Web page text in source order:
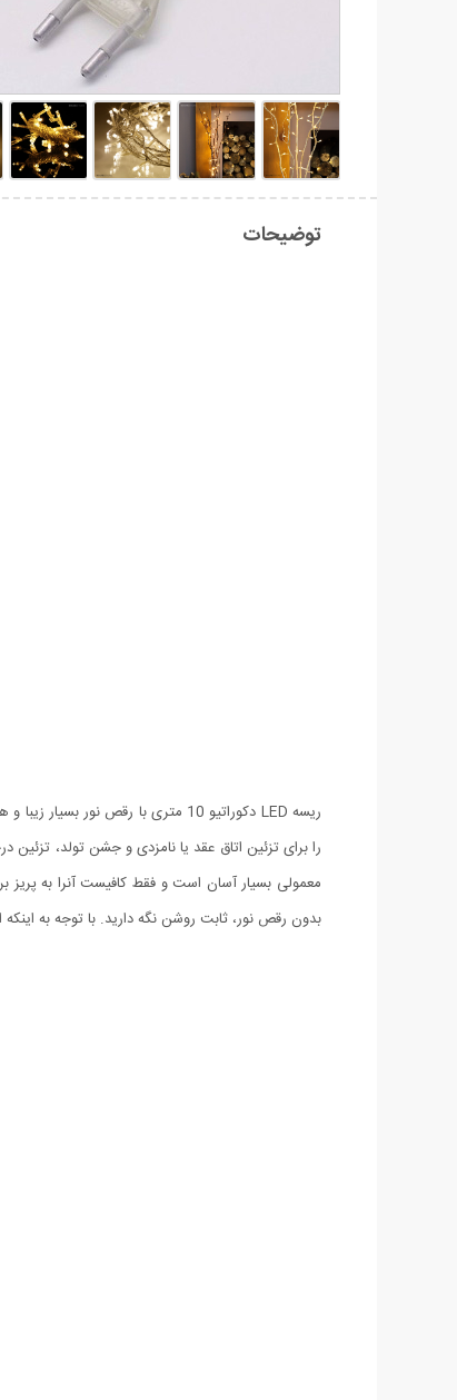
توضیحات
را برای تزئین اتاق عقد یا نامزدی و جشن تولد،
معمولی بسیار آسان است و فقط کافیست آنرا به پریز
بدون رقص نور، ثابت روشن نگه دارید. با توجه به اینکه این ریسه با برق 220 ولت کار می کند، نباید ریسه را در محیط های خیلی